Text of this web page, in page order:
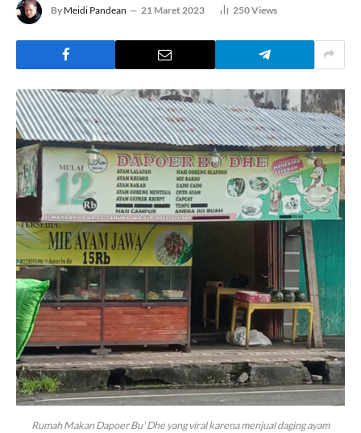
By Meidi Pandean 21 Maret 2023 250Views
Rumah Makan Dapoer Bu’ Dhe yang viral karena menjual daging ayam